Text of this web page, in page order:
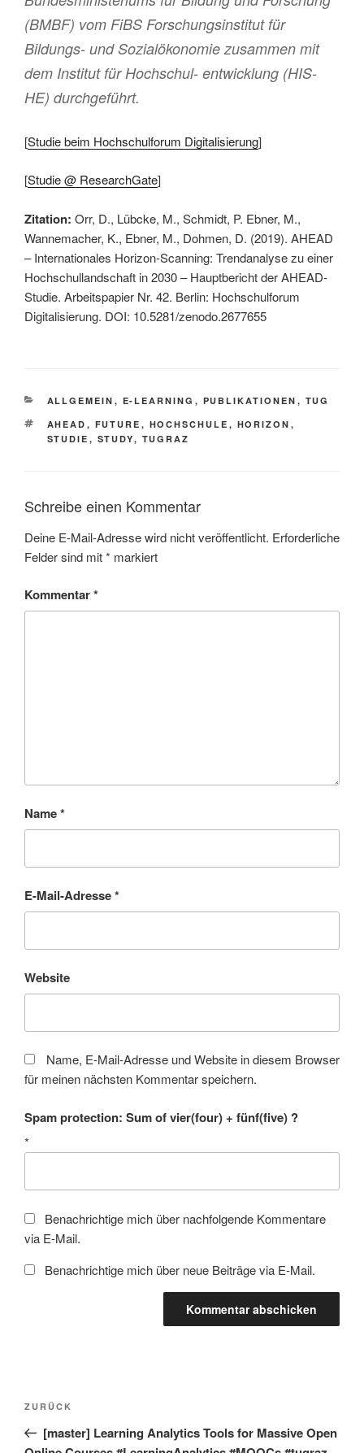
(BMBF) vom FiBS Forschungsinstitut für
Bildungs- und Sozialökonomie zusammen mit
dem Institut für Hochschul- entwicklung (HIS-
HE) durchgeführt.
[Studie beim Hochschulforum Digitalisierung]
[Studie @ ResearchGate]
Zitation: Orr, D., Lübcke, M., Schmidt, P. Ebner, M.,
Wannemacher, K., Ebner, M., Dohmen, D. (2019). AHEAD
– Internationales Horizon-Scanning: Trendanalyse zu einer
Hochschullandschaft in 2030 – Hauptbericht der AHEAD-
Studie. Arbeitspapier Nr. 42. Berlin: Hochschulforum
Digitalisierung. DOI: 10.5281/zenodo.2677655
KATEGORIEN
ALLGEMEIN , E-LEARNING , PUBLIKATIONEN , TUG
SCHLAGWÖRTER
AHEAD , FUTURE , HOCHSCHULE , HORIZON ,
STUDIE , STUDY, TUGRAZ
Schreibe einen Kommentar
Deine E-Mail-Adresse wird nicht veröffentlicht. Erforderliche
Felder sind mit* markiert
Kommentar*
Name*
E-Mail-Adresse*
Website
Name, E-Mail-Adresse und Website in diesem Browser
für meinen nächsten Kommentar speichern.
Spam protection: Sum of vier(four) + fünf(five) ?
*
Benachrichtige mich über nachfolgende Kommentare
via E-Mail.
Benachrichtige mich über neue Beiträge via E-Mail.
Beitragsnavigation
Vorheriger
Beitrag
ZURÜCK
[master] Learning Analytics Tools for Massive Open